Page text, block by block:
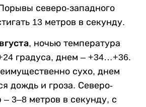
северо-западного
13 метров в секунду.
ночью температура
градуса, днем – +34…+36.
сухо, днем
дождь и гроза. Северо-
3–8 метров в секунду, с